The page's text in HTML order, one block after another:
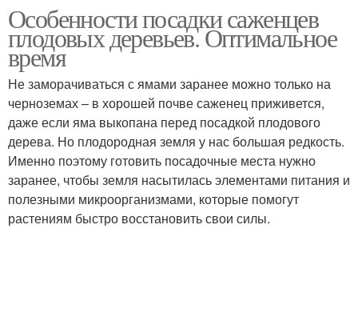
Особенности посадки саженцев
плодовых деревьев. Оптимальное
время
Не заморачиваться с ямами заранее можно только на
черноземах – в хорошей почве саженец приживется,
даже если яма выкопана перед посадкой плодового
дерева. Но плодородная земля у нас большая редкость.
Именно поэтому готовить посадочные места нужно
заранее, чтобы земля насытилась элементами питания и
полезными микроорганизмами, которые помогут
растениям быстро восстановить свои силы.